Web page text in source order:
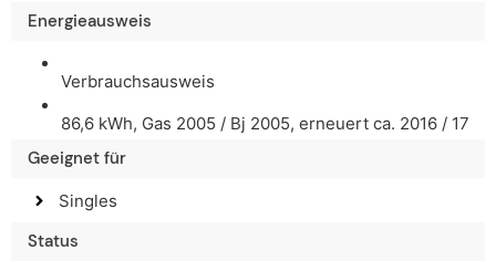
Energieausweis
Verbrauchsausweis
86,6 kWh, Gas 2005 / Bj 2005, erneuert ca. 2016 / 17
Geeignet für
Singles
Status